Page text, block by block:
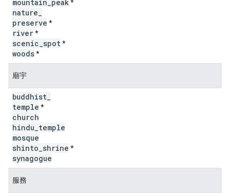
mountain peak*
nature
preserve *
river*
scenic spot*
woods*
廟宇
buddhist
temple *
church
hindu temple
mosque
shinto shrine *
synagogue
服務